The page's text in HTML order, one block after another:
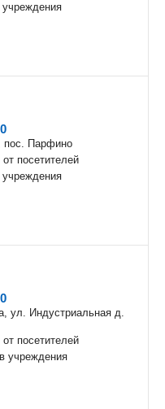
учреждения
пос. Парфино
от посетителей
учреждения
ул. Индустриальная д.
от посетителей
учреждения